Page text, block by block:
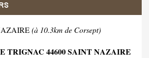
(à 10.3km de Corsept)
TRIGNAC 44600 SAINT NAZAIRE